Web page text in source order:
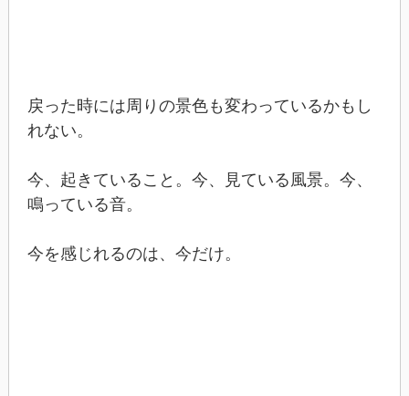
戻った時には周りの景色も変わっているかもし
れない。
今、起きていること。今、見ている風景。今、
鳴っている音。
今を感じれるのは、今だけ。